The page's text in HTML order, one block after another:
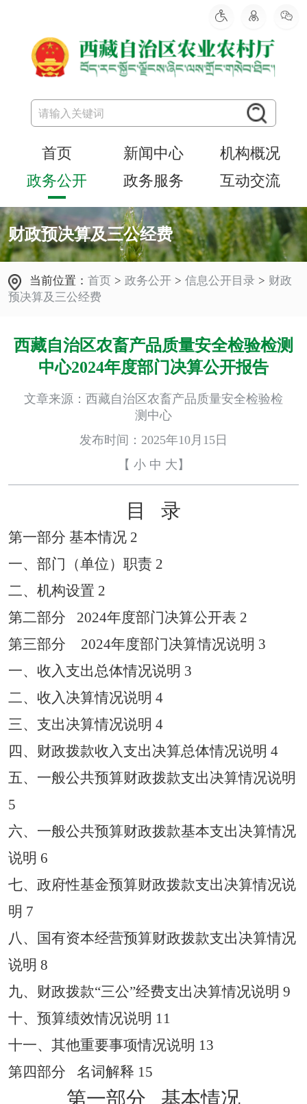
首页 新闻中心
机构概况
政务公开
政务服务 互动交流
财政预决算及三公经费
当前位置：首页 > 政务公开 > 信息公开目录 > 财政
预决算及三公经费
西藏自治区农畜产品质量安全检验检测
中心2024年度部门决算公开报告
文章来源：西藏自治区农畜产品质量安全检验检
测中心
发布时间：2025年10月15日
【 小 中 大 】
目 录
第一部分 基本情况 2
一、部门（单位）职责 2
二、机构设置 2
第二部分
2024年度部门决算公开表 2
第三部分
2024年度部门决算情况说明 3
一、收入支出总体情况说明 3
二、收入决算情况说明 4
三、支出决算情况说明 4
四、财政拨款收入支出决算总体情况说明 4
五、一般公共预算财政拨款支出决算情况说明
5
六、一般公共预算财政拨款基本支出决算情况
说明 6
七、 政府性基金预算财政拨款支出决算情况说
明 7
八、
国有资本经营预算财政拨款支出决算情况
说明 8
九、财政拨款“三公”经费支出决算情况说明 9
十、预算绩效情况说明 11
十一、其他重要事项情况说明 13
第四部分
名词解释 15
第一部分 基本情况